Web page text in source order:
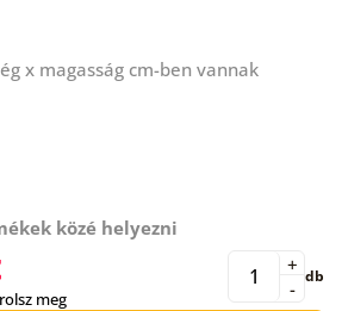
x magasság cm-ben vannak
közé helyezni
meg -
+ db